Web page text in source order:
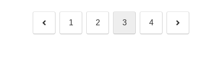
Previous1 2 3 4 Next